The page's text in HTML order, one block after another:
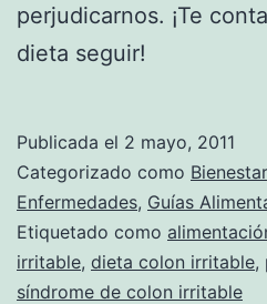
perjudicarnos. ¡Te
dieta seguir!
Publicada el 2 mayo, 2011
Categorizado como Bienestar
Enfermedades, Guías
Etiquetado como
irritable, dieta colon irritable,
síndrome de colon irritable